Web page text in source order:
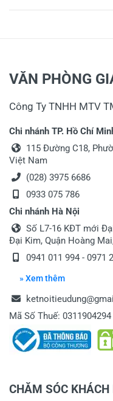
VĂN PHÒNG
Công Ty TNHH MTV
Chi nhánh TP. Hồ Chí
115 Đường C18,
Việt Nam
(028) 3975 6686
0933 075 786
Chi nhánh Hà Nội
Số L7-16 KĐT mới
Đại Kim, Quận Hoàng
0941 011 994 - 0971
» Xem thêm
Mã Số Thuế: 0311904294
CHĂM SÓC KHÁCH